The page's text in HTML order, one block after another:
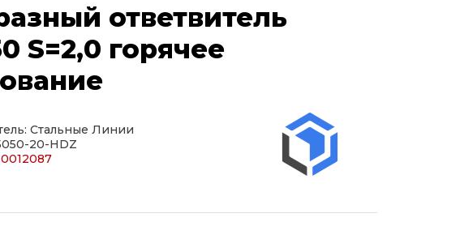
ответвитель
S=2,0 горячее
Стальные Линии
20-HDZ